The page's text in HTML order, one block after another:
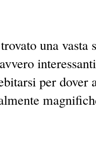
una
per dover